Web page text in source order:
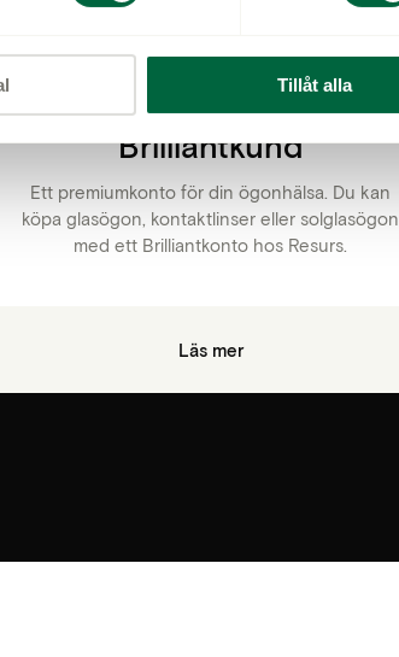
Tillåt alla
Brilliantkund
Ett premiumkonto för din ögonhälsa. Du kan
köpa glasögon, kontaktlinser eller solglasögon
med ett Brilliantkonto hos Resurs.
Läs mer